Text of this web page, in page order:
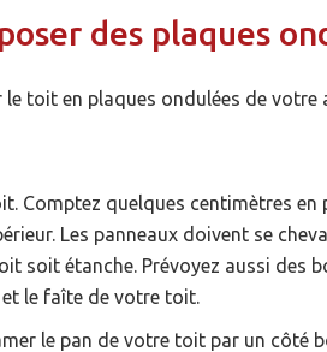
des plaques
toit en plaques ondulées de
Comptez quelques centimètres en
Les panneaux doivent se
soit étanche. Prévoyez aussi des
le faîte de votre toit.
le pan de votre toit par un côté